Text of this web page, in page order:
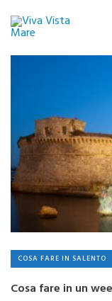
content
COSA FARE IN SALENTO
Cosa fare in un